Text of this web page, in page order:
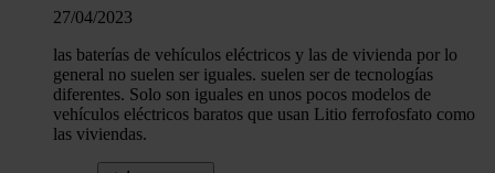
27/04/2023
las baterías de vehículos eléctricos y las de vivienda por lo
general no suelen ser iguales. suelen ser de tecnologías
diferentes. Solo son iguales en unos pocos modelos de
vehículos eléctricos baratos que usan Litio ferrofosfato como
las viviendas.